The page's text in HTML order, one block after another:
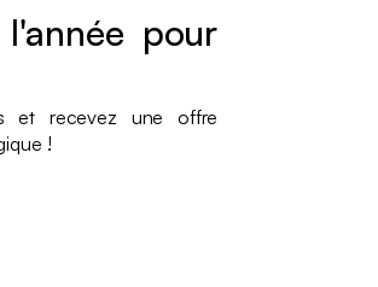
pour
et recevez une offre
!